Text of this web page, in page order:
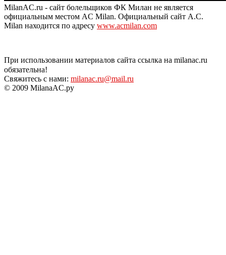
MilanAC.ru - сайт болельщиков ФК Милан не является
официальным местом AC Milan. Официальный сайт A.C.
Milan находится по адресу www.acmilan.com
При использовании материалов сайта ссылка на milanac.ru
обязательна!
Свяжитесь с нами: milanac.ru@mail.ru
© 2009 MilanaAC.ру